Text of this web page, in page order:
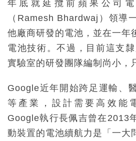
年底就延攬前蘋果公司
（Ramesh Bhardwaj）領導
他廠商研發的電池，並在一年
電池技術。不過，目前這支
實驗室的研發團隊編制尚小，
Google近年開始跨足運輸、
等產業，設計需要高效能
Google執行長佩吉曾在2013
動裝置的電池續航力是「一大